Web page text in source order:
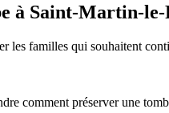
à Saint-Martin-le-
les familles qui souhaitent
comment préserver une